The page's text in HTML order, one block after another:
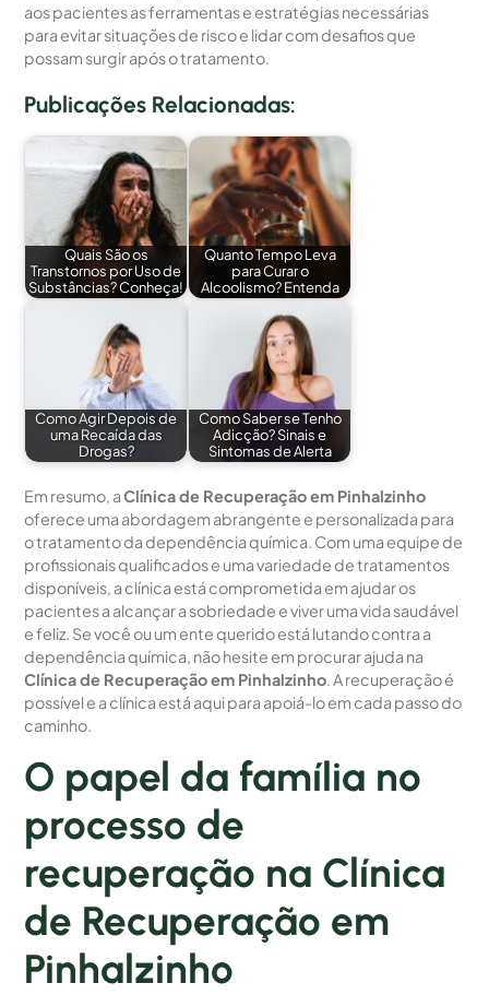
aos pacientes as ferramentas e estratégias necessárias
para evitar situações de risco e lidar com desafios que
possam surgir após o tratamento.
Publicações Relacionadas:
Quais São os
Transtornos por Uso de
Substâncias? Conheça!
Quanto Tempo Leva
para Curar o
Alcoolismo? Entenda
Como Agir Depois de
uma Recaída das
Drogas?
Como Saber se Tenho
Adicção? Sinais e
Sintomas de Alerta
Em resumo, aClínica de Recuperação em Pinhalzinho
oferece uma abordagem abrangente e personalizada para
o tratamento da dependência química. Com uma equipe de
profissionais qualificados e uma variedade de tratamentos
disponíveis, a clínica está comprometida em ajudar os
pacientes a alcançar a sobriedade e viver uma vida saudável
e feliz. Se você ou um ente querido está lutando contra a
dependência química, não hesite em procurar ajuda na
Clínica de Recuperação em Pinhalzinho. A recuperação é
possível e a clínica está aqui para apoiá-lo em cada passo do
caminho.
O papel da família no
processo de
recuperação na Clínica
de Recuperação em
Pinhalzinho